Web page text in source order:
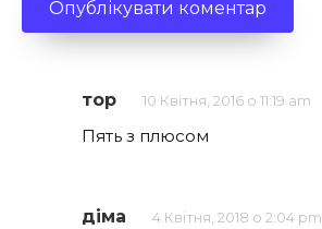
тор 10 Квітня, 2016 о 11:19 am
Пять з плюсом
діма 4 Квітня, 2018 о 2:04 pm